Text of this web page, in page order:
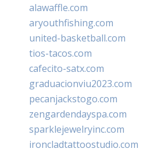
alawaffle.com
aryouthfishing.com
united-basketball.com
tios-tacos.com
cafecito-satx.com
graduacionviu2023.com
pecanjackstogo.com
zengardendayspa.com
sparklejewelryinc.com
ironcladtattoostudio.com